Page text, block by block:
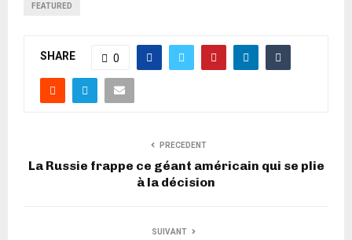
FEATURED
SHARE 0
PRECEDENT
La Russie frappe ce géant américain qui se plie
à la décision
SUIVANT